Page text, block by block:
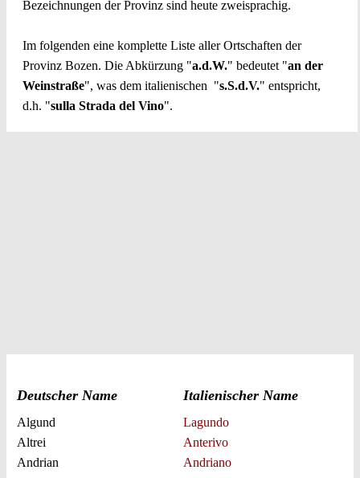
Bezeichnungen der Provinz sind heute zweisprachig.
Im folgenden eine komplette Liste aller Ortschaften der
Provinz Bozen. Die Abkürzung "a.d.W." bedeutet "an der
Weinstraße", was dem italienischen "s.S.d.V." entspricht,
d.h. "sulla Strada del Vino".
Deutscher Name Italienischer Name
Algund
Altrei
Andrian
Lagundo
Anterivo
Andriano